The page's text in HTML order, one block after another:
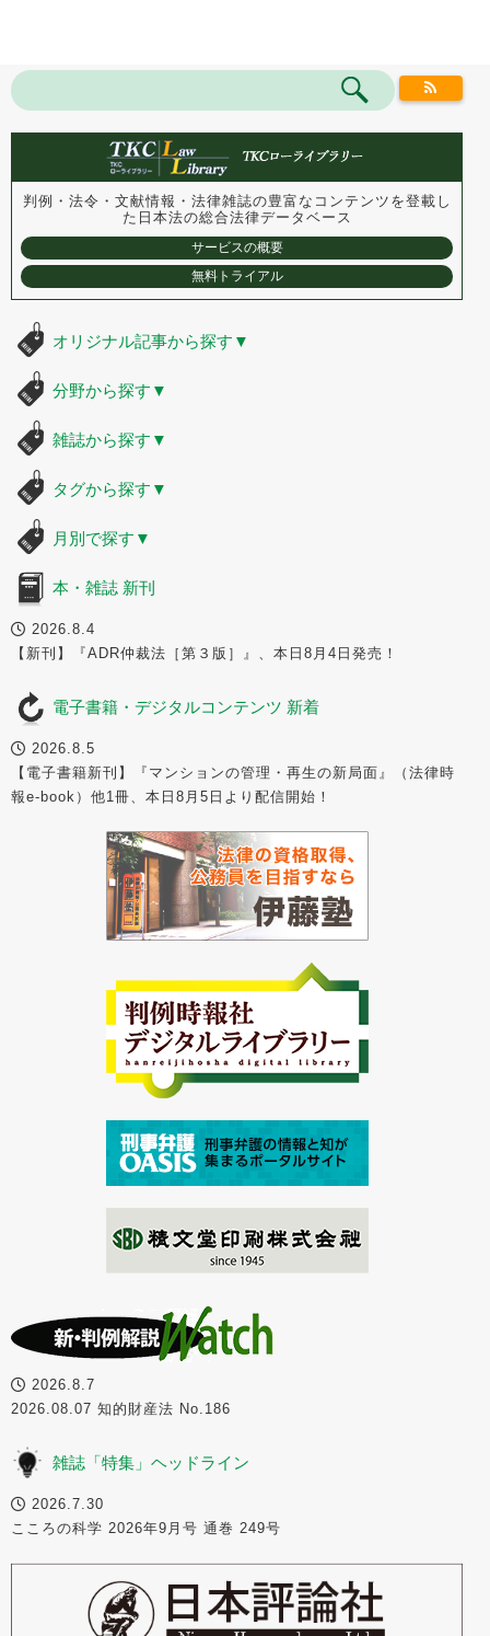
判例・法令・文献情報・法律雑誌の豊富なコンテンツを登載し
た 日本法の総合法律データベース
サービスの概要
無料トライアル
オリジナル記事から探す ▼
分野から探す ▼
雑誌から探す ▼
タグから探す ▼
月別で探す ▼
本・雑誌 新刊
2026.8.4
【新刊】『ADR仲裁法［第３版］』、本日8月4日発売！
電子書籍・デジタルコンテンツ 新着
2026.8.5
【電子書籍新刊】『マンションの管理・再生の新局面』（法律時
報e-book）他1冊、本日8月5日より配信開始！
2026.8.7
2026.08.07 知的財産法 No.186
雑誌「特集」ヘッドライン
2026.7.30
こころの科学 2026年9月号 通巻 249号